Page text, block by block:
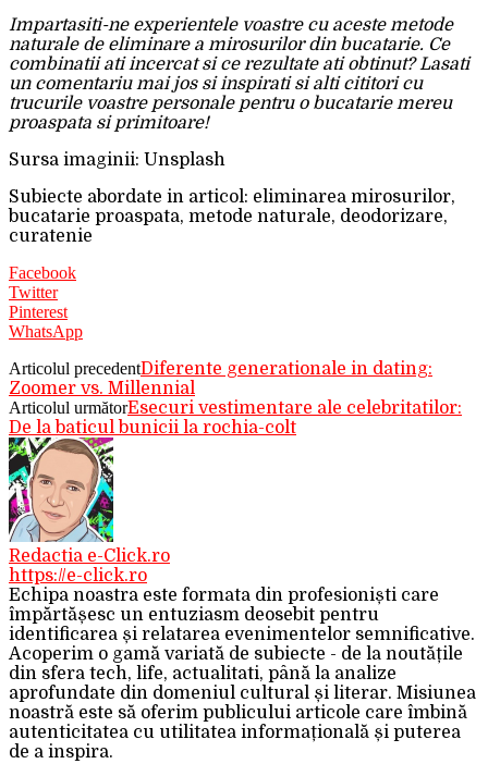
Impartasiti-ne experientele voastre cu aceste metode
naturale de eliminare a mirosurilor din bucatarie. Ce
combinatii ati incercat si ce rezultate ati obtinut? Lasati
un comentariu mai jos si inspirati si alti cititori cu
trucurile voastre personale pentru o bucatarie mereu
proaspata si primitoare!
Sursa imaginii: Unsplash
Subiecte abordate in articol: eliminarea mirosurilor,
bucatarie proaspata, metode naturale, deodorizare,
curatenie
Facebook
Twitter
Pinterest
WhatsApp
Articolul precedentDiferente generationale in dating:
Zoomer vs. Millennial
Articolul următorEsecuri vestimentare ale celebritatilor:
De la baticul bunicii la rochia-colt
Redactia e-Click.ro
https://e-click.ro
Echipa noastra este formata din profesioniști care
împărtășesc un entuziasm deosebit pentru
identificarea și relatarea evenimentelor semnificative.
Acoperim o gamă variată de subiecte - de la noutățile
din sfera tech, life, actualitati, până la analize
aprofundate din domeniul cultural și literar. Misiunea
noastră este să oferim publicului articole care îmbină
autenticitatea cu utilitatea informațională și puterea
de a inspira.